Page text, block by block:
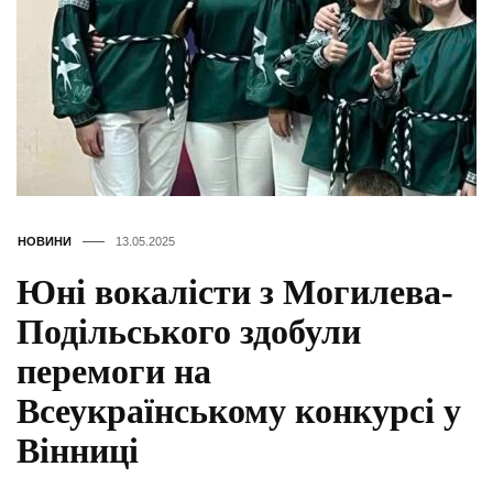
НОВИНИ 13.05.2025
Юні вокалісти з Могилева-
Подільського здобули
перемоги на
Всеукраїнському конкурсі у
Вінниці